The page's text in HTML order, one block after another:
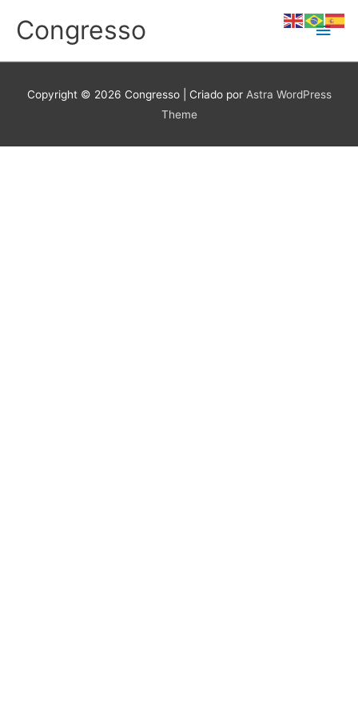
paraCongresso
Copyright © 2026 Congresso| Criado por Astra WordPress
Theme